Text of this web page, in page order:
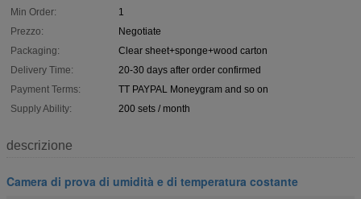
Min Order:
1
Prezzo:
Negotiate
Packaging:
Clear sheet+sponge+wood carton
Delivery Time:
20-30 days after order confirmed
Payment Terms:
TT PAYPAL Moneygram and so on
Supply Ability:
200 sets / month
descrizione
Camera di prova di umidità e di temperatura costante